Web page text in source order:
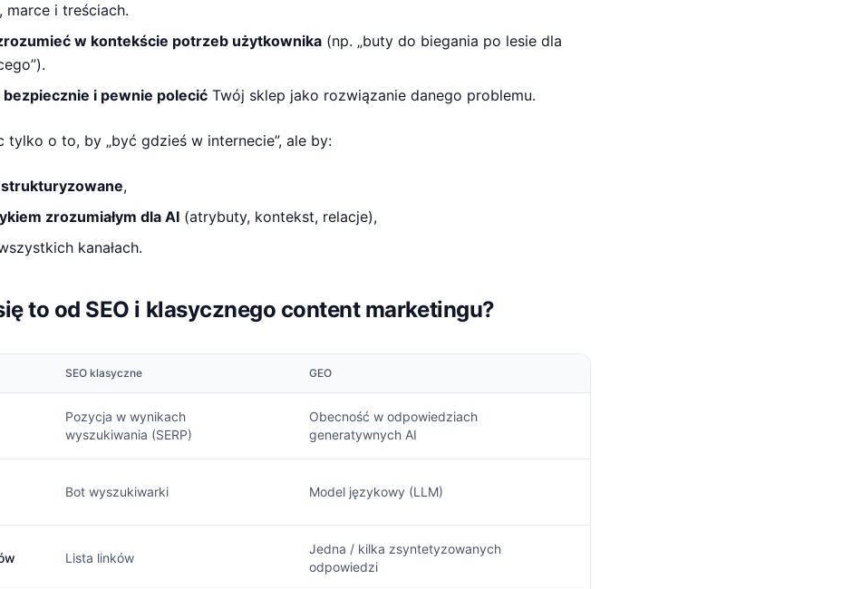
marce i treściach.
w kontekście potrzeb użytkownika (np. „buty do biegania po lesie dla
bezpiecznie i pewnie polecić Twój sklep jako rozwiązanie danego problemu.
tylko o to, by „być gdzieś w internecie”, ale by:
,
zrozumiałym dla AI (atrybuty, kontekst, relacje),
kanałach.
to od SEO i klasycznego content marketingu?
SEO klasyczne GEO
Pozycja w wynikach
wyszukiwania (SERP)
Obecność w odpowiedziach
generatywnych AI
Bot wyszukiwarki Model językowy (LLM)
Lista linków
Jedna / kilka zsyntetyzowanych
odpowiedzi